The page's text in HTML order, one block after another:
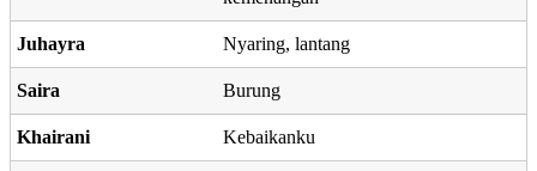
Juhayra Nyaring, lantang
Saira Burung
Khairani Kebaikanku